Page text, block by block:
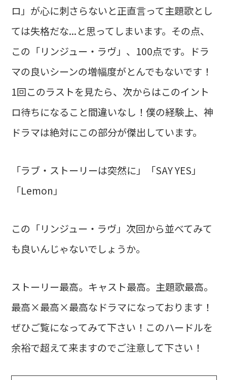
ロ」が心に刺さらないと正直言って主題歌とし
ては失格だな...と思ってしまいます。その点、
この「リンジュー・ラヴ」、100点です。ドラ
マの良いシーンの増幅度がとんでもないです！
1回このラストを見たら、次からはこのイント
ロ待ちになること間違いなし！僕の経験上、神
ドラマは絶対にこの部分が傑出しています。
「ラブ・ストーリーは突然に」「SAY YES」
「Lemon」
この「リンジュー・ラヴ」次回から並べてみて
も良いんじゃないでしょうか。
ストーリー最高。キャスト最高。主題歌最高。
最高×最高×最高なドラマになっております！
ぜひご覧になってみて下さい！このハードルを
余裕で超えて来ますのでご注意して下さい！